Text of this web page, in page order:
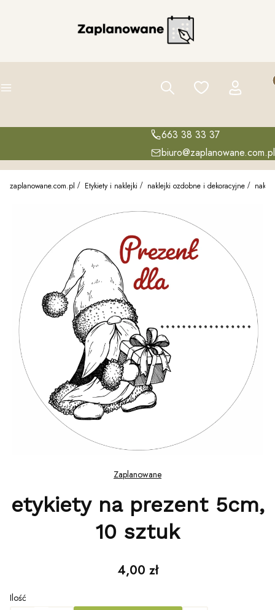
Menu Szukaj Ulubione Zaloguj się
663 38 33 37
biuro@zaplanowane.com.pl
zaplanowane.com.pl Etykiety i naklejki naklejki ozdobne i dekoracyjne
Zaplanowane
etykiety na prezent 5cm,
10 sztuk
Cena
4,00 zł
Ilość